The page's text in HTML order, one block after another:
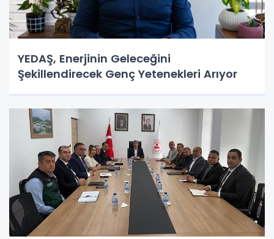
YEDAŞ, Enerjinin Geleceğini
Şekillendirecek Genç Yetenekleri Arıyor